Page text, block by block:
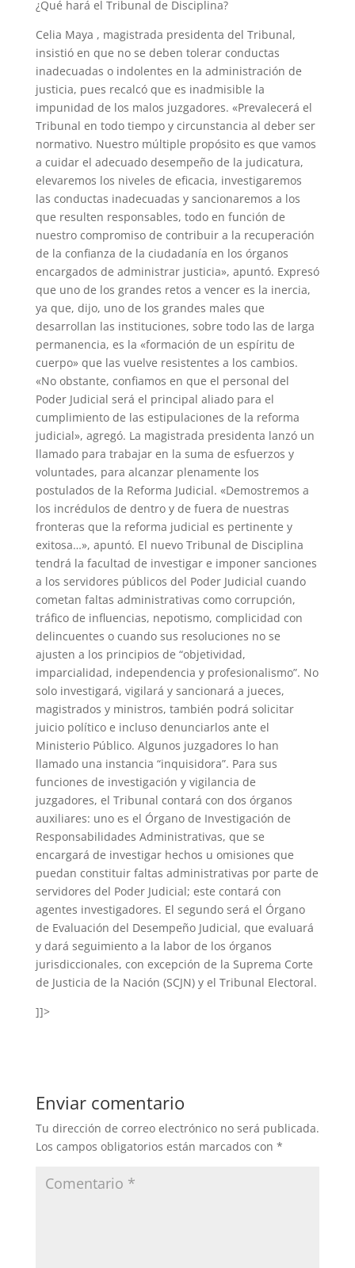
¿Qué hará el Tribunal de Disciplina?
Celia Maya , magistrada presidenta del Tribunal,
insistió en que no se deben tolerar conductas
inadecuadas o indolentes en la administración de
justicia, pues recalcó que es inadmisible la
impunidad de los malos juzgadores. «Prevalecerá el
Tribunal en todo tiempo y circunstancia al deber ser
normativo. Nuestro múltiple propósito es que vamos
a cuidar el adecuado desempeño de la judicatura,
elevaremos los niveles de eficacia, investigaremos
las conductas inadecuadas y sancionaremos a los
que resulten responsables, todo en función de
nuestro compromiso de contribuir a la recuperación
de la confianza de la ciudadanía en los órganos
encargados de administrar justicia», apuntó. Expresó
que uno de los grandes retos a vencer es la inercia,
ya que, dijo, uno de los grandes males que
desarrollan las instituciones, sobre todo las de larga
permanencia, es la «formación de un espíritu de
cuerpo» que las vuelve resistentes a los cambios.
«No obstante, confiamos en que el personal del
Poder Judicial será el principal aliado para el
cumplimiento de las estipulaciones de la reforma
judicial», agregó. La magistrada presidenta lanzó un
llamado para trabajar en la suma de esfuerzos y
voluntades, para alcanzar plenamente los
postulados de la Reforma Judicial. «Demostremos a
los incrédulos de dentro y de fuera de nuestras
fronteras que la reforma judicial es pertinente y
exitosa…», apuntó. El nuevo Tribunal de Disciplina
tendrá la facultad de investigar e imponer sanciones
a los servidores públicos del Poder Judicial cuando
cometan faltas administrativas como corrupción,
tráfico de influencias, nepotismo, complicidad con
delincuentes o cuando sus resoluciones no se
ajusten a los principios de “objetividad,
imparcialidad, independencia y profesionalismo”. No
solo investigará, vigilará y sancionará a jueces,
magistrados y ministros, también podrá solicitar
juicio político e incluso denunciarlos ante el
Ministerio Público. Algunos juzgadores lo han
llamado una instancia “inquisidora”. Para sus
funciones de investigación y vigilancia de
juzgadores, el Tribunal contará con dos órganos
auxiliares: uno es el Órgano de Investigación de
Responsabilidades Administrativas, que se
encargará de investigar hechos u omisiones que
puedan constituir faltas administrativas por parte de
servidores del Poder Judicial; este contará con
agentes investigadores. El segundo será el Órgano
de Evaluación del Desempeño Judicial, que evaluará
y dará seguimiento a la labor de los órganos
jurisdiccionales, con excepción de la Suprema Corte
de Justicia de la Nación (SCJN) y el Tribunal Electoral.
]]>
Enviar comentario
Tu dirección de correo electrónico no será publicada.
Los campos obligatorios están marcados con *